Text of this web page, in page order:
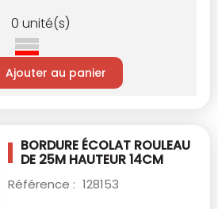
0 unité(s)
Ajouter au panier
BORDURE ÉCOLAT ROULEAU
DE 25M HAUTEUR 14CM
Référence : 128153